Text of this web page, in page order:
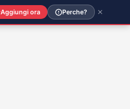
Aggiungi ora Perche?